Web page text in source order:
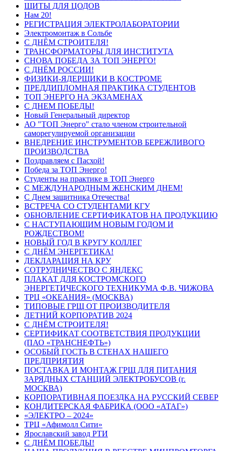
ЩИТЫ ДЛЯ ЦОДОВ
Нам 20!
РЕГИСТРАЦИЯ ЭЛЕКТРОЛАБОРАТОРИИ
Электромонтаж в Сольбе
С ДНЁМ СТРОИТЕЛЯ!
ТРАНСФОРМАТОРЫ ДЛЯ ИНСТИТУТА
СНОВА ПОБЕДА ЗА ТОП ЭНЕРГО!
С ДНЁМ РОССИИ!
ФИЗИКИ-ЯДЕРЩИКИ В КОСТРОМЕ
ПРЕДДИПЛОМНАЯ ПРАКТИКА СТУДЕНТОВ
ТОП ЭНЕРГО НА ЭКЗАМЕНАХ
С ДНЕМ ПОБЕДЫ!
Новый Генеральный директор
АО "ТОП Энерго" стало членом строительной
саморегулируемой организации
ВНЕДРЕНИЕ ИНСТРУМЕНТОВ БЕРЕЖЛИВОГО
ПРОИЗВОДСТВА
Поздравляем с Пасхой!
Победа за ТОП Энерго!
Студенты на практике в ТОП Энерго
С МЕЖДУНАРОДНЫМ ЖЕНСКИМ ДНЕМ!
С Днем защитника Отечества!
ВСТРЕЧА СО СТУДЕНТАМИ КГУ
ОБНОВЛЕНИЕ СЕРТИФИКАТОВ НА ПРОДУКЦИЮ
С НАСТУПАЮЩИМ НОВЫМ ГОДОМ И
РОЖДЕСТВОМ!
НОВЫЙ ГОД В КРУГУ КОЛЛЕГ
С ДНЁМ ЭНЕРГЕТИКА!
ДЕКЛАРАЦИЯ НА КРУ
СОТРУДНИЧЕСТВО С ЯНДЕКС
ПЛАКАТ ДЛЯ КОСТРОМСКОГО
ЭНЕРГЕТИЧЕСКОГО ТЕХНИКУМА Ф.В. ЧИЖОВА
ТРЦ «ОКЕАНИЯ» (МОСКВА)
ТИПОВЫЕ ГРЩ ОТ ПРОИЗВОДИТЕЛЯ
ЛЕТНИЙ КОРПОРАТИВ 2024
С ДНЁМ СТРОИТЕЛЯ!
СЕРТИФИКАТ СООТВЕТСТВИЯ ПРОДУКЦИИ
(ПАО «ТРАНСНЕФТЬ»)
ОСОБЫЙ ГОСТЬ В СТЕНАХ НАШЕГО
ПРЕДПРИЯТИЯ
ПОСТАВКА И МОНТАЖ ГРЩ ДЛЯ ПИТАНИЯ
ЗАРЯДНЫХ СТАНЦИЙ ЭЛЕКТРОБУСОВ (г.
МОСКВА)
КОРПОРАТИВНАЯ ПОЕЗДКА НА РУССКИЙ СЕВЕР
КОНДИТЕРСКАЯ ФАБРИКА (ООО «АТАГ»)
«ЭЛЕКТРО – 2024»
ТРЦ «Афимолл Сити»
Ярославский завод РТИ
С ДНЁМ ПОБЕДЫ!